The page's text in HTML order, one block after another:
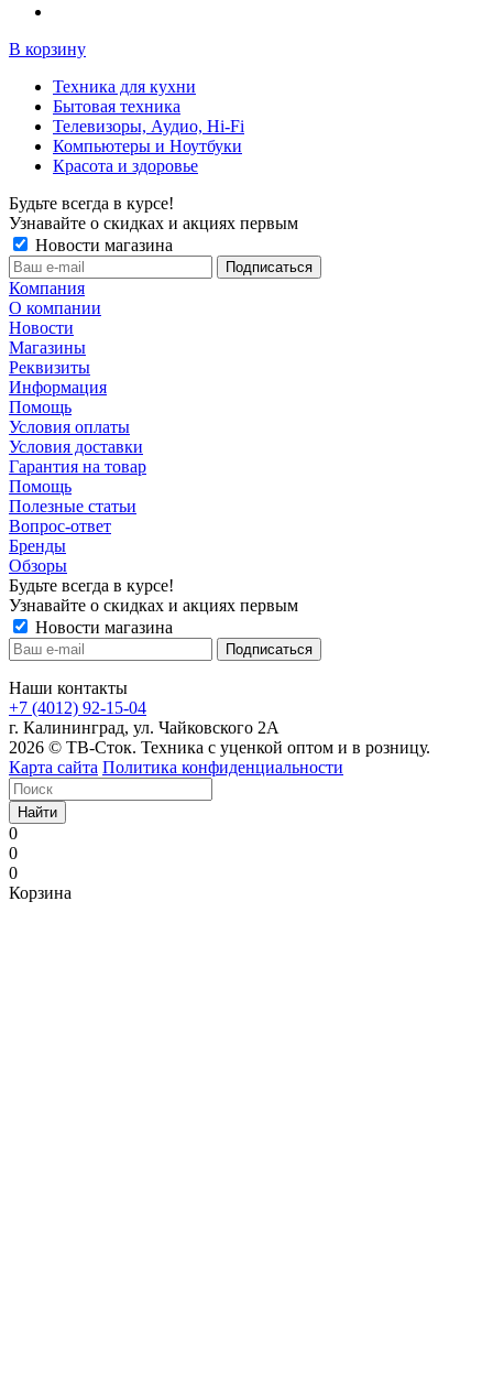
В корзину
Техника для кухни
Бытовая техника
Телевизоры, Аудио, Hi-Fi
Компьютеры и Ноутбуки
Красота и здоровье
Будьте всегда в курсе!
Узнавайте о скидках и акциях первым
Новости магазина
Компания
О компании
Новости
Магазины
Реквизиты
Информация
Помощь
Условия оплаты
Условия доставки
Гарантия на товар
Помощь
Полезные статьи
Вопрос-ответ
Бренды
Обзоры
Будьте всегда в курсе!
Узнавайте о скидках и акциях первым
Новости магазина
Наши контакты
+7 (4012) 92-15-04
г. Калининград, ул. Чайковского 2А
2026 © ТВ-Сток. Техника с уценкой оптом и в розницу.
Карта сайта Политика конфиденциальности
Найти
0
0
0
Корзина